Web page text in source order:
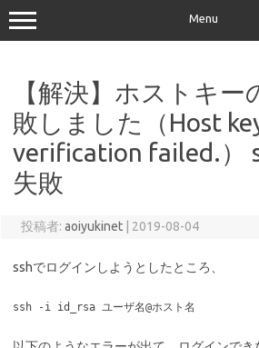
Menu
【解決】ホストキー
敗しました（Host
verification failed.）
失敗
投稿者: aoiyukinet 2019-08-04
sshでログインしようとしたところ、
ssh -i id_rsa ユーザ名@ホスト名